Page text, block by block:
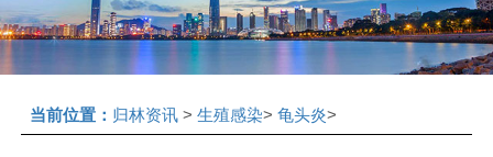
当前位置： 归林资讯> 生殖感染> 龟头炎>